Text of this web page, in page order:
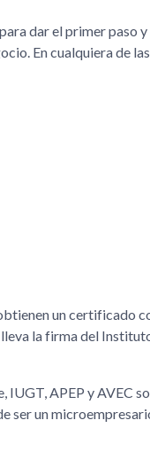
dar el primer paso
En cualquiera de
un certificado
la firma del
APEP y AVEC
ser un